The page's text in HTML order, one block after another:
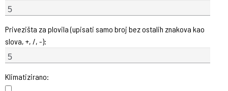
Privezišta za plovila (upisati samo broj bez ostalih znakova kao
slova, +, /, -):
Klimatizirano: